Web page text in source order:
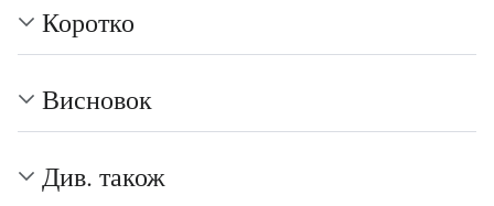
Коротко
Висновок
Див. також